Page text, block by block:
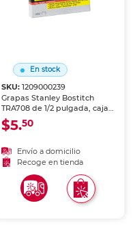
En stock
SKU: 1209000239
Grapas Stanley Bostitch
TRA708 de 1/2 pulgada, caja
con 1000 unidades. Para uso
con engrapadoras de alta
acero resistente. Mayor
penetración para materiales
gruesos.
$5.50
Envío a domicilio
Recoge en tienda